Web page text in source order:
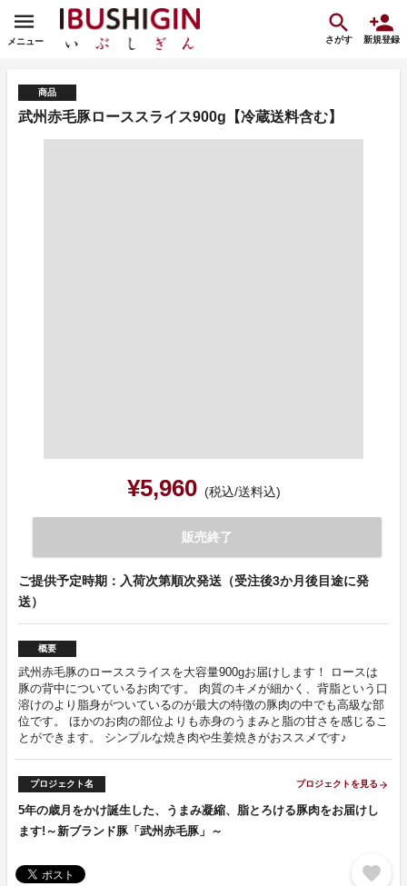
メニュー さがす 新規登録
商品
武州赤毛豚ローススライス900g【冷蔵送料含む】
¥5,960 (税込/送料込)
販売終了
ご提供予定時期：入荷次第順次発送（受注後3か月後目途に発
送）
概要
武州赤毛豚のローススライスを大容量900gお届けします！ ロースは
豚の背中についているお肉です。 肉質のキメが細かく、背脂という口
溶けのより脂身がついているのが最大の特徴の豚肉の中でも高級な部
位です。 ほかのお肉の部位よりも赤身のうまみと脂の甘さを感じるこ
とができます。 シンプルな焼き肉や生姜焼きがおススメです♪
プロジェクト名 プロジェクトを見る arrow_forward
5年の歳月をかけ誕生した、うまみ凝縮、脂とろける豚肉をお届けし
ます!～新ブランド豚「武州赤毛豚」～
favorite